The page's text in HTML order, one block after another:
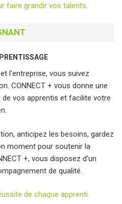
faire grandir vos talents.
l'entreprise, vous suivez
CONNECT + vous donne une
vos apprentis et facilite votre
anticipez les besoins, gardez
moment pour soutenir la
+, vous disposez d'un
de qualité.
de chaque apprenti.